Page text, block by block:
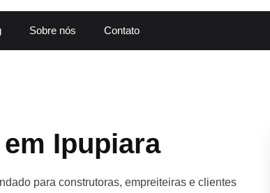
Sobre nós Contato
Ipupiara
para construtoras, empreiteiras e clientes